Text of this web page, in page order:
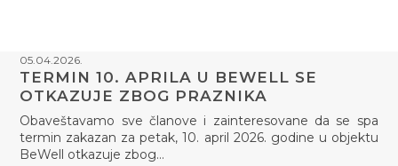
05.04.2026.
TERMIN 10. APRILA U BEWELL SE
OTKAZUJE ZBOG PRAZNIKA
Obaveštavamo sve članove i zainteresovane da se spa
termin zakazan za petak, 10. april 2026. godine u objektu
BeWell otkazuje zbog…